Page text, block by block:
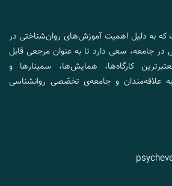
که به دلیل اهمیت آموزش‌های روان‌شناختی در
جامعه، سعی دارد تا به عنوان مرجعی قابل
کارگاه‌ها، همایش‌ها، سمینارها و
علاقه‌مندان و جامعه‌ی تخصّصی روانشناسی